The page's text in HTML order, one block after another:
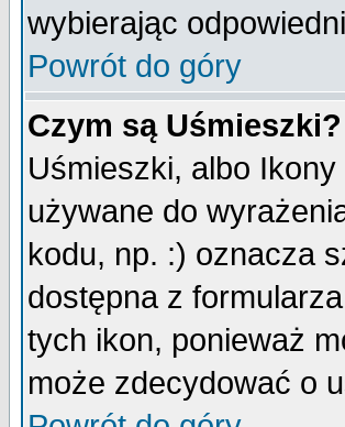
wybierając
Powrót do góry
Czym są Uśmieszki?
Uśmieszki, albo
używane do
kodu, np. :) oznacza
dostępna z
tych ikon, ponieważ
może zdecydować o